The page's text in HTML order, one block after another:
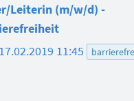
Leiterin (m/w/d) -
17.02.2019 11:45